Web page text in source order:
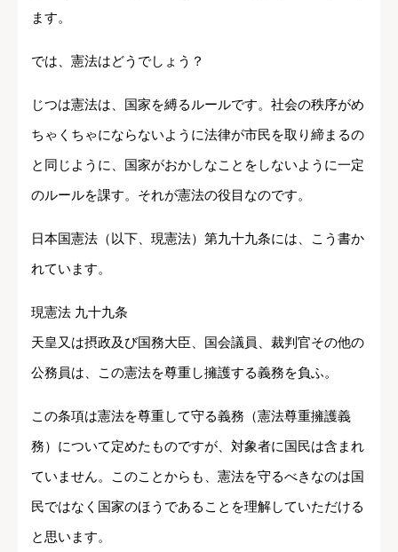
ます。
では、憲法はどうでしょう？
じつは憲法は、国家を縛るルールです。社会の秩序がめ
ちゃくちゃにならないように法律が市民を取り締まるの
と同じように、国家がおかしなことをしないように一定
のルールを課す。それが憲法の役目なのです。
日本国憲法（以下、現憲法）第九十九条には、こう書か
れています。
現憲法 九十九条
天皇又は摂政及び国務大臣、国会議員、裁判官その他の
公務員は、この憲法を尊重し擁護する義務を負ふ。
この条項は憲法を尊重して守る義務（憲法尊重擁護義
務）について定めたものですが、対象者に国民は含まれ
ていません。このことからも、憲法を守るべきなのは国
民ではなく国家のほうであることを理解していただける
と思います。